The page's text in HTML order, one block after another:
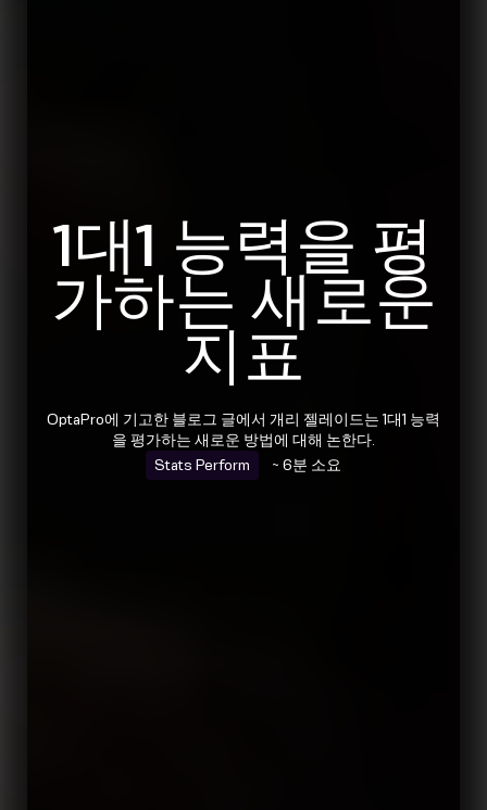
1대1 능력을 평
가하는 새로운
지표
OptaPro에 기고한 블로그 글에서 개리 젤레이드는 1대1 능력
을 평가하는 새로운 방법에 대해 논한다.
Stats Perform
~ 6분 소요